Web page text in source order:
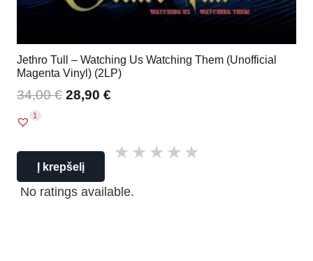
Jethro Tull – Watching Us Watching Them (Unofficial
Magenta Vinyl) (2LP)
34,00€ 28,90 €
1
Į krepšelį
No ratings available.